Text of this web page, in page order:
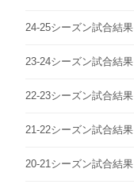
24-25シーズン試合結果
23-24シーズン試合結果
22-23シーズン試合結果
21-22シーズン試合結果
20-21シーズン試合結果